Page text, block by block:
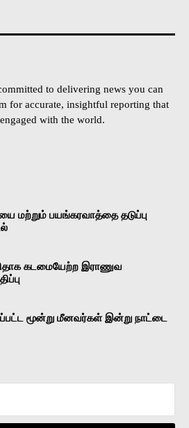
to delivering news you can
for accurate, insightful reporting that
with the world.
மற்றும் பயங்கரவாத்தை தடுப்பு
கடமையேற்ற இராணுவ
மூன்று மீனவர்கள் இன்று நாட்டை